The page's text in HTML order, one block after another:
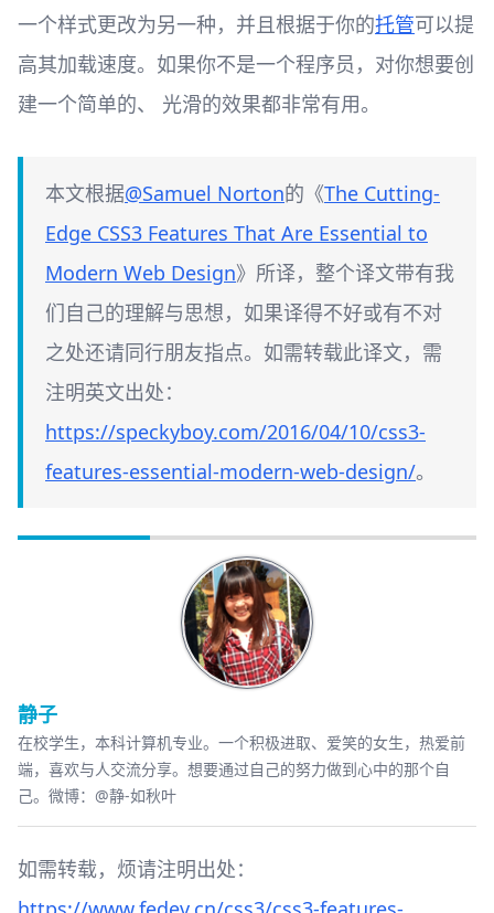
一个样式更改为另一种，并且根据于你的托管可以提
高其加载速度。如果你不是一个程序员，对你想要创
建一个简单的、 光滑的效果都非常有用。
本文根据@Samuel Norton的《The Cutting-
Edge CSS3 Features That Are Essential to
Modern Web Design》所译，整个译文带有我
们自己的理解与思想，如果译得不好或有不对
之处还请同行朋友指点。如需转载此译文，需
注明英文出处：
https://speckyboy.com/2016/04/10/css3-
features-essential-modern-web-design/。
静子
在校学生，本科计算机专业。一个积极进取、爱笑的女生，热爱前
端，喜欢与人交流分享。想要通过自己的努力做到心中的那个自
己。微博： @静-如秋叶
如需转载，烦请注明出处：